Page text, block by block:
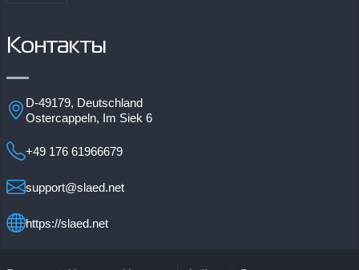
Контакты
D-49179, Deutschland
Ostercappeln, Im Siek 6
+49 176 61966679
support@slaed.net
https://slaed.net